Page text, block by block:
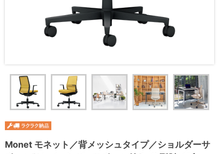
Monet モネット／背メッシュタイプ／ショルダーサ